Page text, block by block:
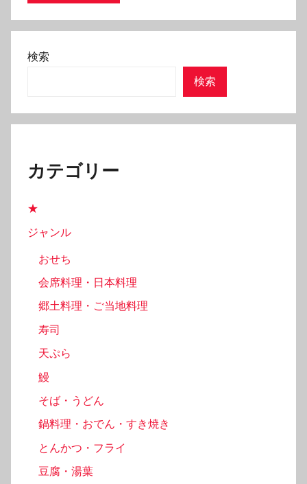
検索
検索
カテゴリー
★
ジャンル
おせち
会席料理・日本料理
郷土料理・ご当地料理
寿司
天ぷら
鰻
そば・うどん
鍋料理・おでん・すき焼き
とんかつ・フライ
豆腐・湯葉